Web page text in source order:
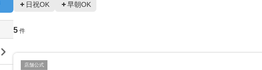
日祝OK 早朝OK
5 件
店舗公式